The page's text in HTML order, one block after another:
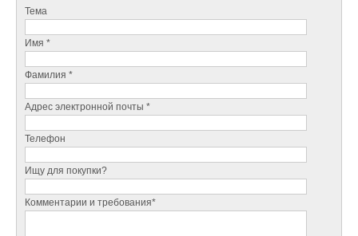
Тема
Имя *
Фамилия *
Адрес электронной почты *
Телефон
Ищу для покупки?
Комментарии и требования*